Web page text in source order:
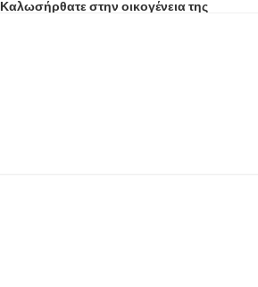
Καλωσήρθατε στην οικογένεια της